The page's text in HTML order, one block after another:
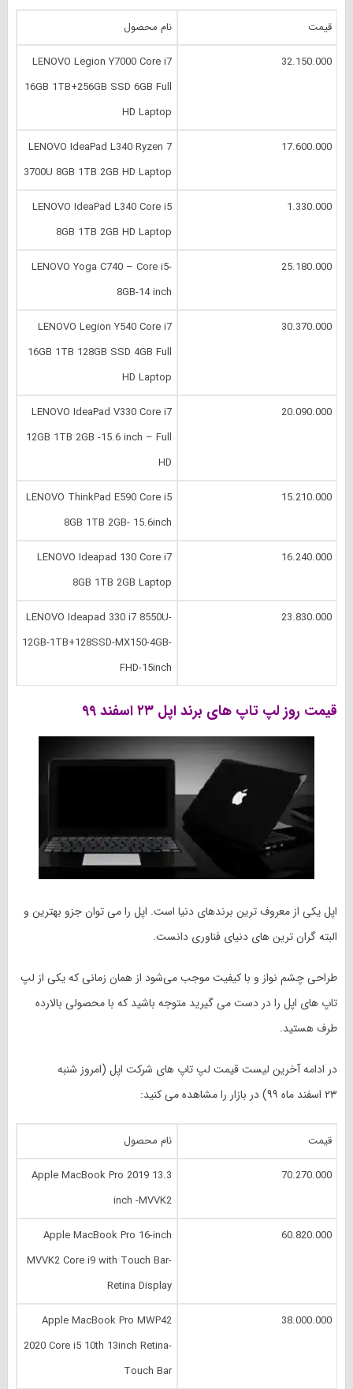
قیمت نام محصول
32.150.000
LENOVO Legion Y7000 Core i7
16GB 1TB+256GB SSD 6GB Full
HD Laptop
17.600.000
LENOVO IdeaPad L340 Ryzen 7
3700U 8GB 1TB 2GB HD Laptop
1.330.000
LENOVO IdeaPad L340 Core i5
8GB 1TB 2GB HD Laptop
25.180.000
LENOVO Yoga C740 – Core i5-
8GB-14 inch
30.370.000
LENOVO Legion Y540 Core i7
16GB 1TB 128GB SSD 4GB Full
HD Laptop
20.090.000
LENOVO IdeaPad V330 Core i7
12GB 1TB 2GB -15.6 inch – Full
HD
15.210.000
LENOVO ThinkPad E590 Core i5
8GB 1TB 2GB- 15.6inch
16.240.000
LENOVO Ideapad 130 Core i7
8GB 1TB 2GB Laptop
23.830.000
LENOVO Ideapad 330 i7 8550U-
12GB-1TB+128SSD-MX150-4GB-
FHD-15inch
قیمت روز لپ تاپ های برند اپل ۲۳ اسفند ۹۹
اپل یکی از معروف ترین برندهای دنیا است. اپل را می توان جزو بهترین و
البته گران ترین های دنیای فناوری دانست.
طراحی چشم نواز و با کیفیت موجب می‌شود از همان زمانی که یکی از لپ
تاپ های اپل را در دست می گیرید متوجه باشید که با محصولی بالارده
طرف هستید.
در ادامه آخرین لیست قیمت لپ تاپ های شرکت اپل (امروز شنبه
۲۳ اسفند
ماه ۹۹) در بازار را مشاهده می کنید:
قیمت نام محصول
70.270.000
Apple MacBook Pro 2019 13.3
inch -MVVK2
60.820.000
Apple MacBook Pro 16-inch
MVVK2 Core i9 with Touch Bar-
Retina Display
38.000.000
Apple MacBook Pro MWP42
2020 Core i5 10th 13inch Retina-
Touch Bar